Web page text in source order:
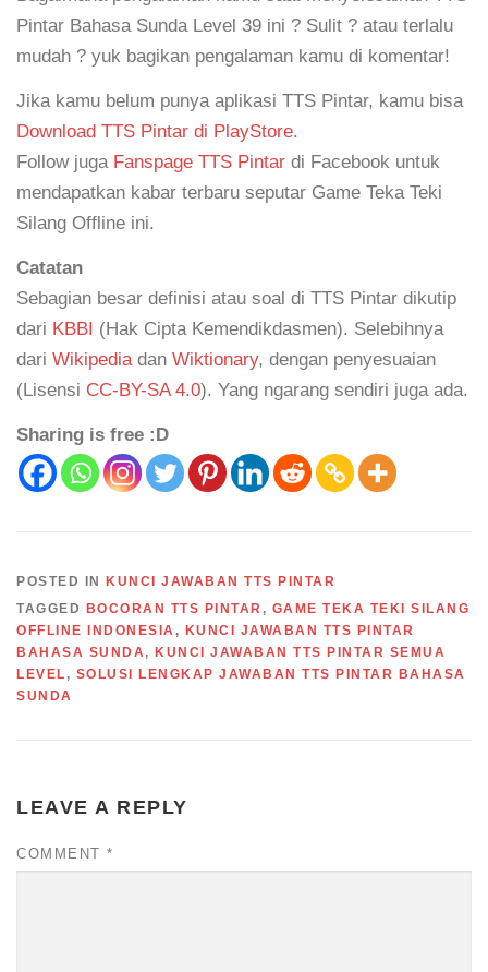
Pintar Bahasa Sunda Level 39 ini ? Sulit ? atau terlalu
mudah ? yuk bagikan pengalaman kamu di komentar!
Jika kamu belum punya aplikasi TTS Pintar, kamu bisa
Download TTS Pintar di PlayStore.
Follow juga Fanspage TTS Pintar di Facebook untuk
mendapatkan kabar terbaru seputar Game Teka Teki
Silang Offline ini.
Catatan
Sebagian besar definisi atau soal di TTS Pintar dikutip
dari KBBI (Hak Cipta Kemendikdasmen). Selebihnya
dari Wikipediadan Wiktionary, dengan penyesuaian
(Lisensi CC-BY-SA 4.0). Yang ngarang sendiri juga ada.
Sharing is free :D
POSTED IN
KUNCI JAWABAN TTS PINTAR
TAGGED
BOCORAN TTS PINTAR , GAME TEKA TEKI SILANG
OFFLINE INDONESIA , KUNCI JAWABAN TTS PINTAR
BAHASA SUNDA, KUNCI JAWABAN TTS PINTAR SEMUA
LEVEL , SOLUSI LENGKAP JAWABAN TTS PINTAR BAHASA
SUNDA
LEAVE A REPLY
COMMENT *